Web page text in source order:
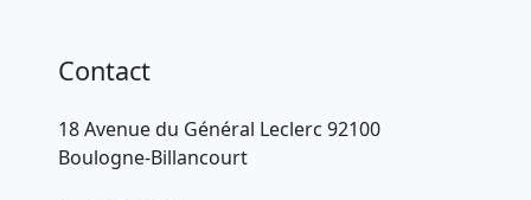
Contact
18 Avenue du Général Leclerc 92100
Boulogne-Billancourt